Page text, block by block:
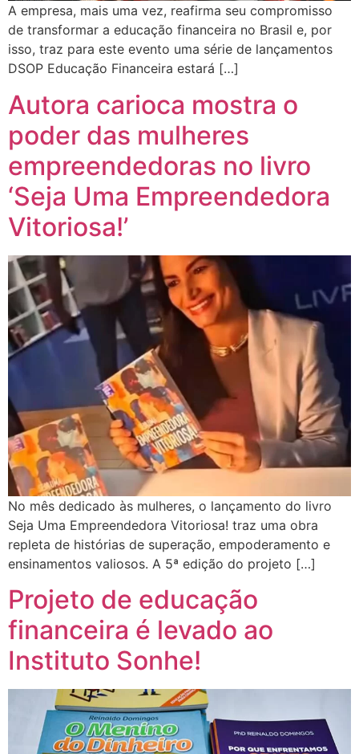
A empresa, mais uma vez, reafirma seu compromisso
de transformar a educação financeira no Brasil e, por
isso, traz para este evento uma série de lançamentos
DSOP Educação Financeira estará […]
Autora carioca mostra o
poder das mulheres
empreendedoras no livro
‘Seja Uma Empreendedora
Vitoriosa!’
No mês dedicado às mulheres, o lançamento do livro
Seja Uma Empreendedora Vitoriosa! traz uma obra
repleta de histórias de superação, empoderamento e
ensinamentos valiosos. A 5ª edição do projeto […]
Projeto de educação
financeira é levado ao
Instituto Sonhe!